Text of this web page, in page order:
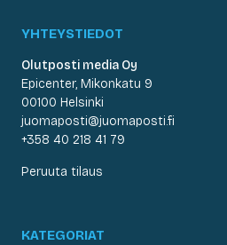
YHTEYSTIEDOT
Olutposti media Oy
Epicenter, Mikonkatu 9
00100 Helsinki
juomaposti@juomaposti.fi
+358 40 218 41 79
Peruuta tilaus
KATEGORIAT